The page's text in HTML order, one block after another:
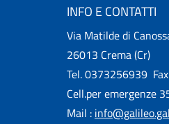
INFO E CONTATTI
Via Matilde di
26013 Crema (Cr)
Tel. 0373256939
Cell.per emergenze
Mail :